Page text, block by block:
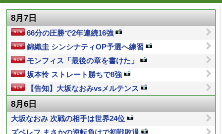
8月7日
66分の圧勝で2年連続16強
錦織圭 シンシナティOP予選へ練習
モンフィス「最後の章を書けた」
坂本怜 ストレート勝ちで8強
【告知】大坂なおみvsメルテンス
8月6日
大坂なおみ 次戦の相手は世界24位
ズベレフ まさかの逆転負けで初戦敗退